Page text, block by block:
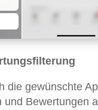
die gewünschte
und Bewertungen